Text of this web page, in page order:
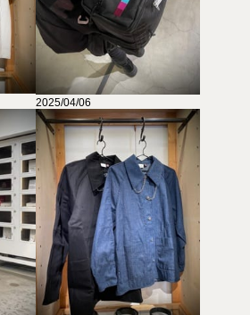
2025/04/06